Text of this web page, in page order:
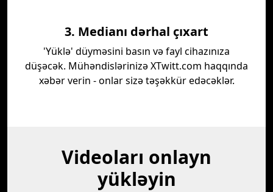
3. Medianı dərhal çıxart
'Yüklə' düyməsini basın və fayl cihazınıza
düşəcək. Mühəndislərinizə XTwitt.com haqqında
xəbər verin - onlar sizə təşəkkür edəcəklər.
Videoları onlayn
yükləyin